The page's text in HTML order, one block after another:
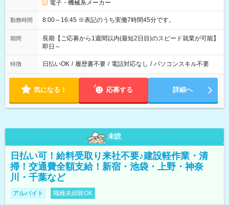
電子・機械系メーカー
勤務時間 8:00～16:45 ※表記のうち実働7時間45分です。
期間
長期【ご応募から1週間以内(最短2日目)のスピード就業が可能】
即日～
特徴 日払いOK / 履歴書不要 / 電話対応なし / パソコンスキル不要
気になる！ 応募する 詳細へ
未読
日払い可！給料受取り来社不要♪建設軽作業・清
掃！交通費全額支給！新宿・池袋・上野・神奈
川・千葉など
アルバイト 職種未経験OK